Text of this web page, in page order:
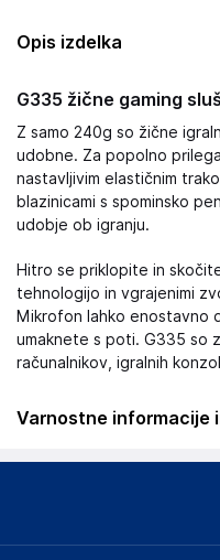
Opis izdelka
G335 žične gaming
Z samo 240g so žične
udobne. Za popolno
nastavljivim elastičnim
blazinicami s spominsko
udobje ob igranju.
Hitro se priklopite in
tehnologijo in vgrajenimi
Mikrofon lahko enostavno
umaknete s poti. G335 so
računalnikov, igralnih
Varnostne informacije
Podatki o proizvajalcu